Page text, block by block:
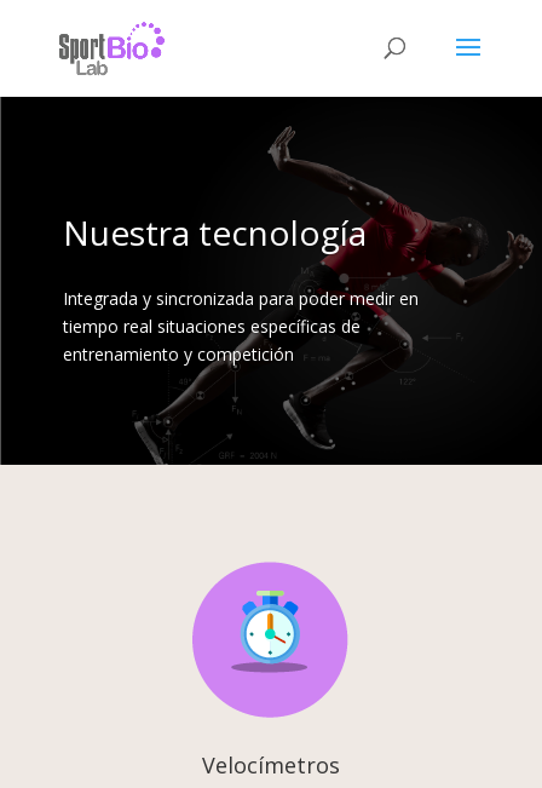
Nuestra tecnología
Integrada y sincronizada para poder medir en
tiempo real situaciones específicas de
entrenamiento y competición
Velocímetros